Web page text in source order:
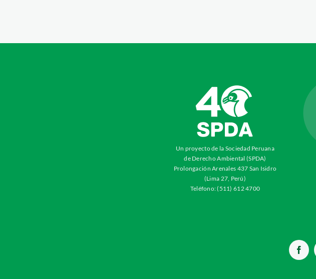
Un proyecto de la Sociedad Peruana
de Derecho Ambiental (SPDA)
Prolongación Arenales 437 San Isidro
(Lima 27, Perú)
Teléfono: (511) 612 4700